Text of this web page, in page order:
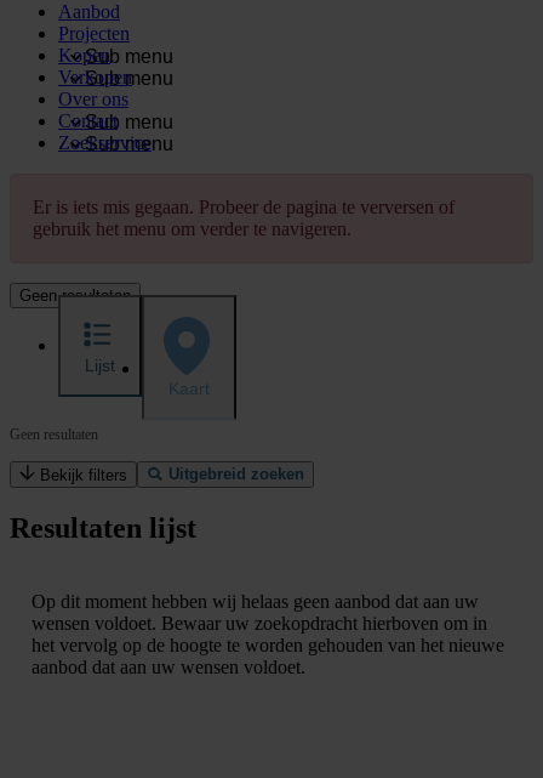
Aanbod
Projecten
Sub menu
Kopen
Sub menu
Verkopen
Over ons
Sub menu
Contact
Sub menu
Zoekservice
Er is iets mis gegaan. Probeer de pagina te verversen of
gebruik het menu om verder te navigeren.
Geen resultaten
Lijst
Kaart
Geen resultaten
Bekijk filters Uitgebreid zoeken
Resultaten lijst
Op dit moment hebben wij helaas geen aanbod dat aan uw
wensen voldoet. Bewaar uw zoekopdracht hierboven om in
het vervolg op de hoogte te worden gehouden van het nieuwe
aanbod dat aan uw wensen voldoet.